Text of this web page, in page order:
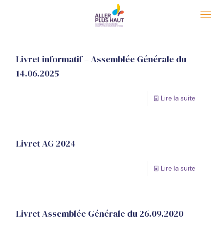
Livret informatif – Assemblée Générale du
14.06.2025
Lire la suite
Livret AG 2024
Lire la suite
Livret Assemblée Générale du 26.09.2020